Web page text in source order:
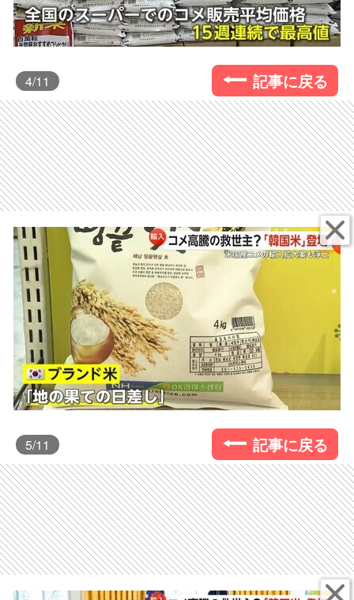
4/11 記事に戻る
5/11 記事に戻る